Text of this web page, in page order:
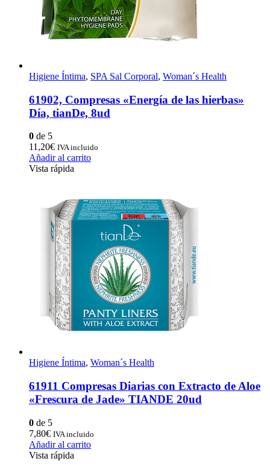
Higiene Íntima, SPA Sal Corporal, Woman´s Health
61902, Compresas «Energía de las hierbas»
Día, tianDe, 8ud
0 de 5
11,20€ IVA incluido
Añadir al carrito
Vista rápida
Higiene Íntima, Woman´s Health
61911 Compresas Diarias con Extracto de Aloe
«Frescura de Jade» TIANDE 20ud
0 de 5
7,80€ IVA incluido
Añadir al carrito
Vista rápida